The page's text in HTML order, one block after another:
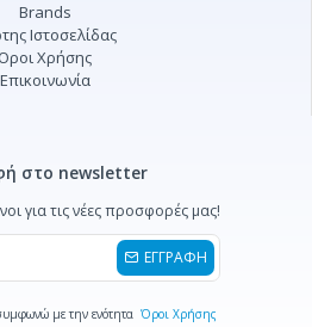
Brands
Ιστοσελίδας
Χρήσης
Επικοινωνία
στο newsletter
για τις νέες προσφορές μας!
ΕΓΓΡΑΦΗ
με την ενότητα Όροι Χρήσης